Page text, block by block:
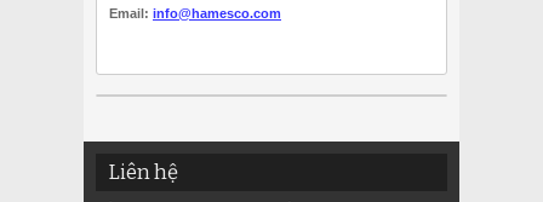
Email: info@hamesco.com
Liên hệ